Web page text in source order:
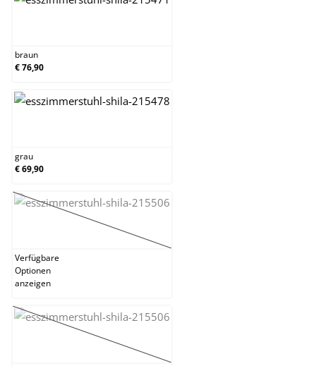
braun
€ 76,90
grau
€ 69,90
grün
(Diese Option ist zurzeit nicht verfügbar.)
Verfügbare
Optionen
anzeigen
lila
(Diese Option ist zurzeit nicht verfügbar.)